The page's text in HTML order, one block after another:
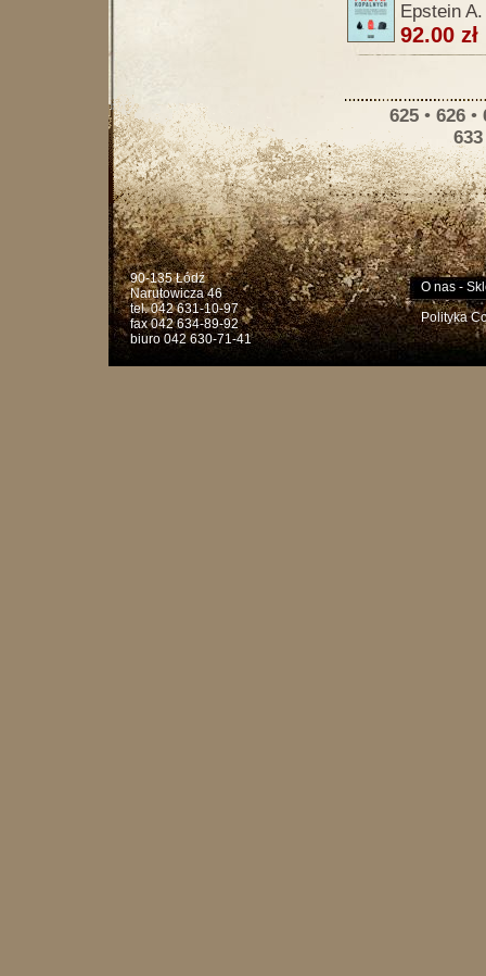
Epstein A.
92.00 zł
625• 626•
633
90-135 Łódź
Narutowicza 46
tel. 042 631-10-97
fax 042 634-89-92
biuro 042 630-71-41
O nas-
Polityka